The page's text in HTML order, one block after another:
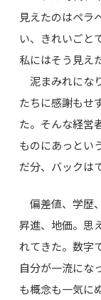
見えたのはペラ
い、きれいごと
私にはそう見え
泥まみれにな
たちに感謝もせ
た。そんな経営
ものにあっとい
だ分、バックは
偏差値、学歴
昇進、地価。思
れてきた。数字
自分が一流にな
も概念も一気に